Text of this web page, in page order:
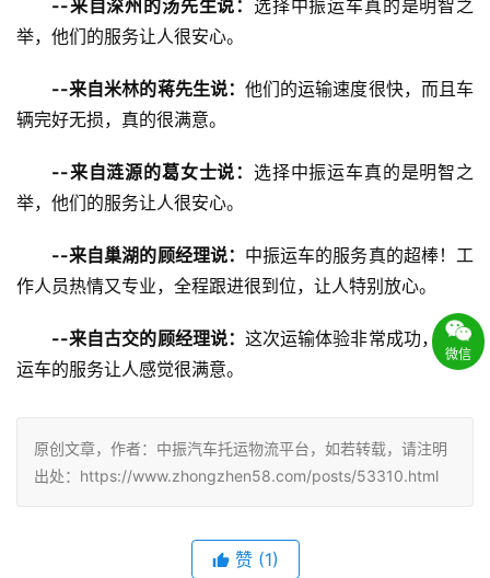
--来自深州的汤先生说： 选择中振运车真的是明智之
举，他们的服务让人很安心。
--来自米林的蒋先生说： 他们的运输速度很快，而且车
辆完好无损，真的很满意。
--来自涟源的葛女士说： 选择中振运车真的是明智之
举，他们的服务让人很安心。
--来自巢湖的顾经理说： 中振运车的服务真的超棒！工
作人员热情又专业，全程跟进很到位，让人特别放心。
--来自古交的顾经理说： 这次运输体验非常成功，中振
运车的服务让人感觉很满意。
原创文章，作者：中振汽车托运物流平台，如若转载，请注明
出处：https://www.zhongzhen58.com/posts/53310.html
赞 (1)
微信